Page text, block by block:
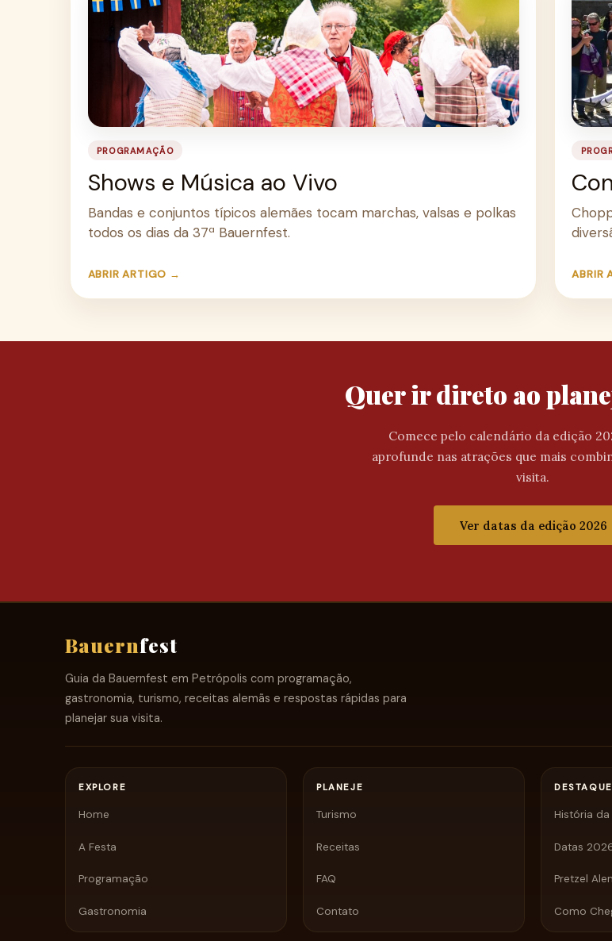
PROGRAMAÇÃO
Shows e Música ao Vivo
Bandas e conjuntos típicos alemães tocam marchas, valsas e polkas
todos os dias da 37ª Bauernfest.
ABRIR ARTIGO → ABRIR
Quer ir direto ao
Comece pelo calendário da edição
aprofunde nas atrações que mais
visita.
Ver datas da edição 2026
Bauernfest
Guia da Bauernfest em Petrópolis com programação,
gastronomia, turismo, receitas alemãs e respostas rápidas para
planejar sua visita.
EXPLORE
Home
A Festa
Programação
Gastronomia
PLANEJE
Turismo
Receitas
FAQ
Contato
História
Datas
Pretzel
Como